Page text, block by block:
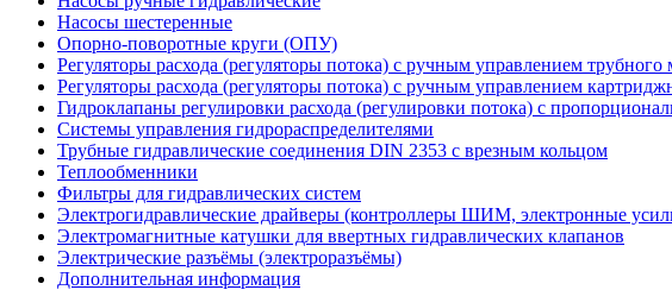
Насосы шестеренные
Опорно-поворотные круги (ОПУ)
Регуляторы расхода (регуляторы потока) с ручным управлением трубного
Регуляторы расхода (регуляторы потока) с ручным управлением
Гидроклапаны регулировки расхода (регулировки потока) с
Системы управления гидрораспределителями
Трубные гидравлические соединения DIN 2353 с врезным кольцом
Теплообменники
Фильтры для гидравлических систем
Электрогидравлические драйверы (контроллеры ШИМ, электронные
Электромагнитные катушки для ввертных гидравлических клапанов
Электрические разъёмы (электроразъёмы)
Дополнительная информация